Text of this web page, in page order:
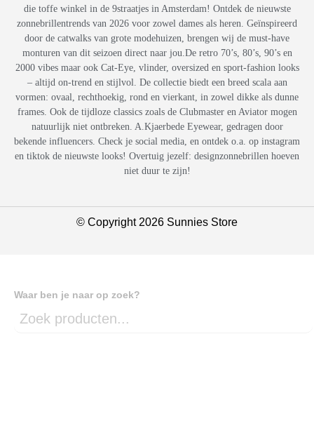
die toffe winkel in de 9straatjes in Amsterdam! Ontdek de nieuwste
zonnebrillentrends van 2026 voor zowel dames als heren. Geïnspireerd
door de catwalks van grote modehuizen, brengen wij de must-have
monturen van dit seizoen direct naar jou.De retro 70’s, 80’s, 90’s en
2000 vibes maar ook Cat-Eye, vlinder, oversized en sport-fashion looks
– altijd on-trend en stijlvol. De collectie biedt een breed scala aan
vormen: ovaal, rechthoekig, rond en vierkant, in zowel dikke als dunne
frames. Ook de tijdloze classics zoals de Clubmaster en Aviator mogen
natuurlijk niet ontbreken. A.Kjaerbede Eyewear, gedragen door
bekende influencers. Check je social media, en ontdek o.a. op instagram
en tiktok de nieuwste looks! Overtuig jezelf: designzonnebrillen hoeven
niet duur te zijn!
© Copyright 2026 Sunnies Store
Waar ben je naar op zoek?